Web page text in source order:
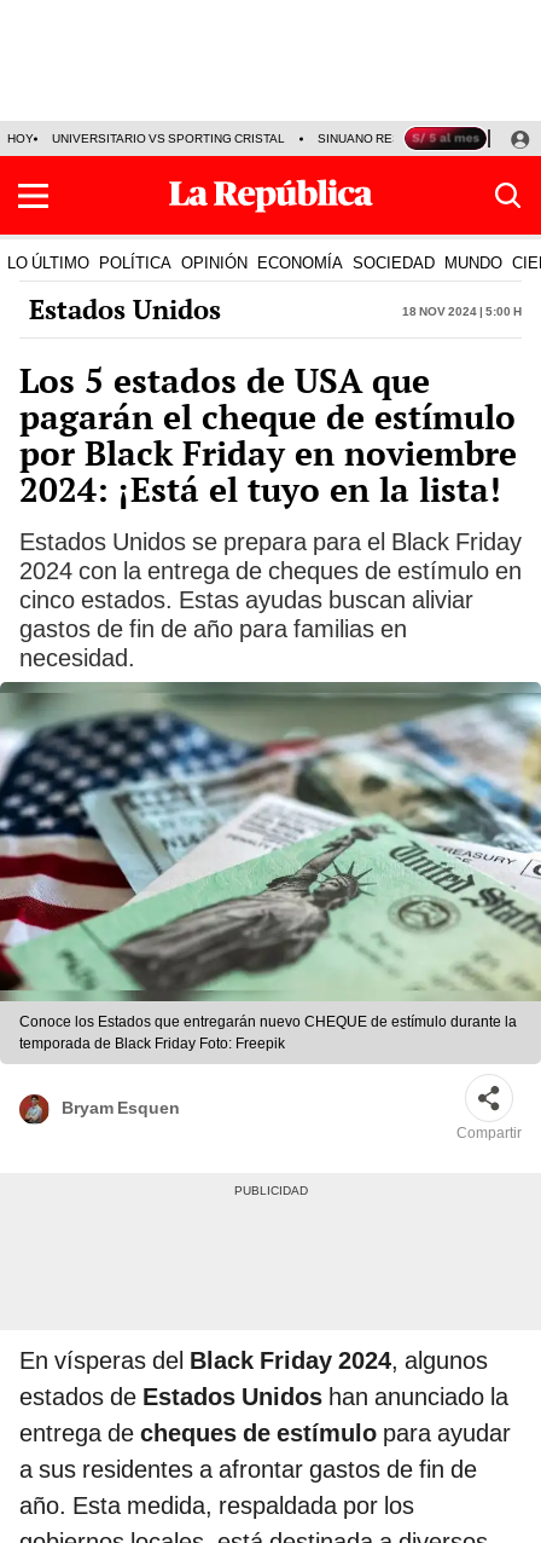
HOY UNIVERSITARIO VS SPORTING CRISTAL SINUANO RESULTADOS HOY
LO ÚLTIMO POLÍTICA OPINIÓN ECONOMÍA SOCIEDAD MUNDO
Estados Unidos 18 Nov 2024 | 5:00 h
Los 5 estados de USA que
pagarán el cheque de estímulo
por Black Friday en noviembre
2024: ¡Está el tuyo en la lista!
Estados Unidos se prepara para el Black Friday
2024 con la entrega de cheques de estímulo en
cinco estados. Estas ayudas buscan aliviar
gastos de fin de año para familias en
necesidad.
Conoce los Estados que entregarán nuevo CHEQUE de estímulo durante la
temporada de Black Friday Foto: Freepik
Bryam Esquen
Compartir
En vísperas del Black Friday 2024, algunos
estados de Estados Unidos han anunciado la
entrega de cheques de estímulo para ayudar
a sus residentes a afrontar gastos de fin de
año. Esta medida, respaldada por los